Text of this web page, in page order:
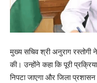
मुख्य सचिव श्री अनुराग रस्तोगी ने
की। उन्होंने कहा कि पूरी
निपटा जाएगा और जिला